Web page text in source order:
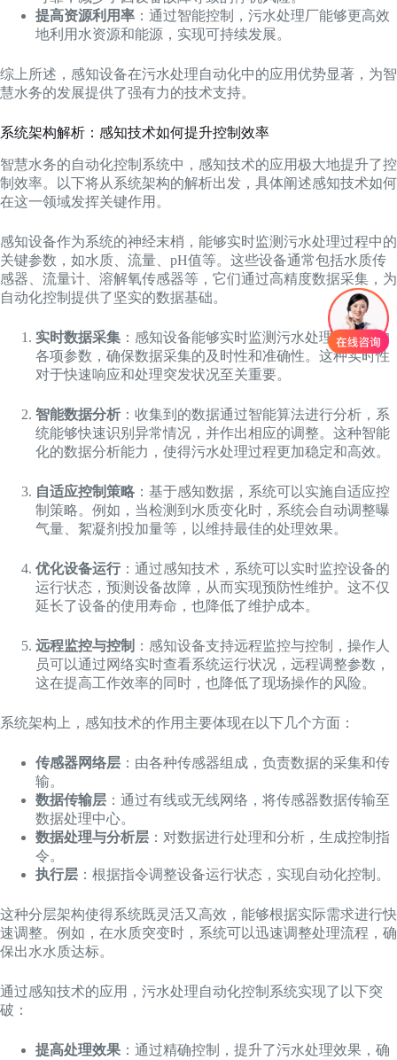
提高资源利用率 ：通过智能控制，污水处理厂能够更高效
地利用水资源和能源，实现可持续发展。
综上所述，感知设备在污水处理自动化中的应用优势显著，为智
慧水务的发展提供了强有力的技术支持。
系统架构解析：感知技术如何提升控制效率
智慧水务的自动化控制系统中，感知技术的应用极大地提升了控
制效率。以下将从系统架构的解析出发，具体阐述感知技术如何
在这一领域发挥关键作用。
感知设备作为系统的神经末梢，能够实时监测污水处理过程中的
关键参数，如水质、流量、pH值等。这些设备通常包括水质传
感器、流量计、溶解氧传感器等，它们通过高精度数据采集，为
自动化控制提供了坚实的数据基础。
实时数据采集 ：感知设备能够实时监测污水处理过程中的
各项参数，确保数据采集的及时性和准确性。这种实时性
对于快速响应和处理突发状况至关重要。
智能数据分析 ：收集到的数据通过智能算法进行分析，系
统能够快速识别异常情况，并作出相应的调整。这种智能
化的数据分析能力，使得污水处理过程更加稳定和高效。
自适应控制策略 ：基于感知数据，系统可以实施自适应控
制策略。例如，当检测到水质变化时，系统会自动调整曝
气量、絮凝剂投加量等，以维持最佳的处理效果。
优化设备运行：通过感知技术，系统可以实时监控设备的
运行状态，预测设备故障，从而实现预防性维护。这不仅
延长了设备的使用寿命，也降低了维护成本。
远程监控与控制 ：感知设备支持远程监控与控制，操作人
员可以通过网络实时查看系统运行状况，远程调整参数，
这在提高工作效率的同时，也降低了现场操作的风险。
系统架构上，感知技术的作用主要体现在以下几个方面：
传感器网络层 ：由各种传感器组成，负责数据的采集和传
输。
数据传输层 ：通过有线或无线网络，将传感器数据传输至
数据处理中心。
数据处理与分析层 ：对数据进行处理和分析，生成控制指
令。
执行层 ：根据指令调整设备运行状态，实现自动化控制。
这种分层架构使得系统既灵活又高效，能够根据实际需求进行快
速调整。例如，在水质突变时，系统可以迅速调整处理流程，确
保出水水质达标。
通过感知技术的应用，污水处理自动化控制系统实现了以下突
破：
提高处理效果 ：通过精确控制，提升了污水处理效果，确